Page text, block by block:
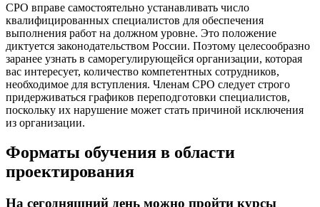
СРО вправе самостоятельно устанавливать число
квалифицированных специалистов для обеспечения
выполнения работ на должном уровне. Это положение
диктуется законодательством России. Поэтому целесообразно
заранее узнать в саморегулирующейся организации, которая
вас интересует, количество компетентных сотрудников,
необходимое для вступления. Членам СРО следует строго
придерживаться графиков переподготовки специалистов,
поскольку их нарушение может стать причиной исключения
из организации.
Форматы обучения в области
проектирования
На сегодняшний день можно пройти курсы